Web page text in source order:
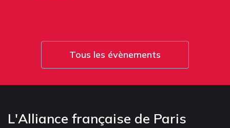
Tous les évènements
L'Alliance française de Paris